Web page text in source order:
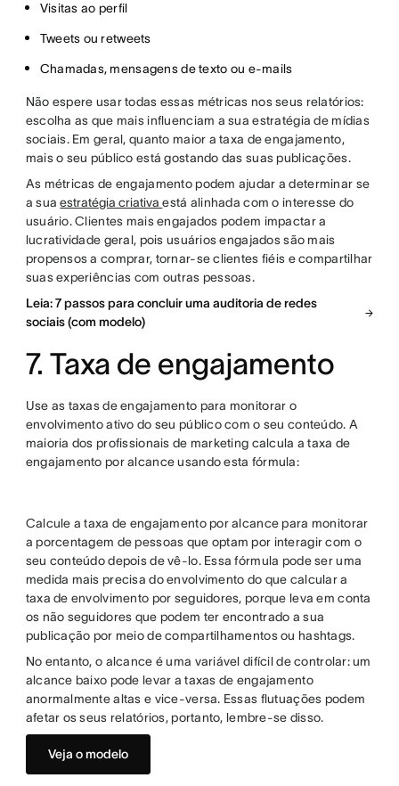
Visitas ao perfil
Tweets ou retweets
Chamadas, mensagens de texto ou e-mails
Não espere usar todas essas métricas nos seus relatórios:
escolha as que mais influenciam a sua estratégia de mídias
sociais. Em geral, quanto maior a taxa de engajamento,
mais o seu público está gostando das suas publicações.
As métricas de engajamento podem ajudar a determinar se
a suaestratégia criativaestá alinhada com o interesse do
usuário. Clientes mais engajados podem impactar a
lucratividade geral, pois usuários engajados são mais
propensos a comprar, tornar-se clientes fiéis e compartilhar
suas experiências com outras pessoas.
Leia: 7 passos para concluir uma auditoria de redes
sociais (com modelo)
7. Taxa de engajamento
Use as taxas de engajamento para monitorar o
envolvimento ativo do seu público com o seu conteúdo. A
maioria dos profissionais de marketing calcula a taxa de
engajamento por alcance usando esta fórmula:
Calcule a taxa de engajamento por alcance para monitorar
a porcentagem de pessoas que optam por interagir com o
seu conteúdo depois de vê-lo. Essa fórmula pode ser uma
medida mais precisa do envolvimento do que calcular a
taxa de envolvimento por seguidores, porque leva em conta
os não seguidores que podem ter encontrado a sua
publicação por meio de compartilhamentos ou hashtags.
No entanto, o alcance é uma variável difícil de controlar: um
alcance baixo pode levar a taxas de engajamento
anormalmente altas e vice-versa. Essas flutuações podem
afetar os seus relatórios, portanto, lembre-se disso.
Veja o modelo